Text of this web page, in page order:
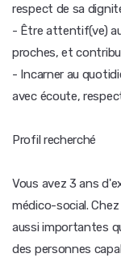
respect de sa
- Être attentif(ve)
proches, et
- Incarner au
avec écoute,
Profil recherché
Vous avez 3 ans
médico-social.
aussi importantes
des personnes